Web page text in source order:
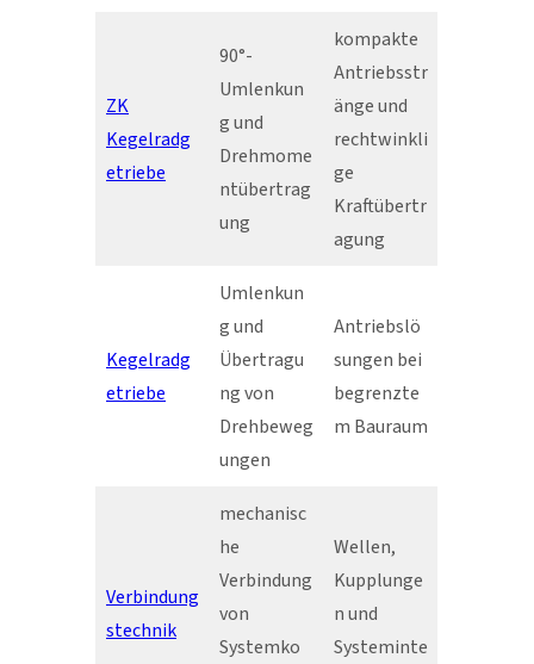
ZK
Kegelradg
etriebe
90°-
Umlenkun
g und
Drehmome
ntübertrag
ung
kompakte
Antriebsstr
änge und
rechtwinkli
ge
Kraftübertr
agung
Kegelradg
etriebe
Umlenkun
g und
Übertragu
ng von
Drehbeweg
ungen
Antriebslö
sungen bei
begrenzte
m Bauraum
Verbindung
stechnik
mechanisc
he
Verbindung
von
Systemko
Wellen,
Kupplunge
n und
Systeminte